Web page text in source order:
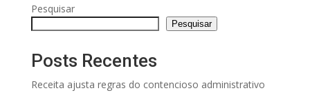
Pesquisar
Pesquisar
Posts Recentes
Receita ajusta regras do contencioso administrativo